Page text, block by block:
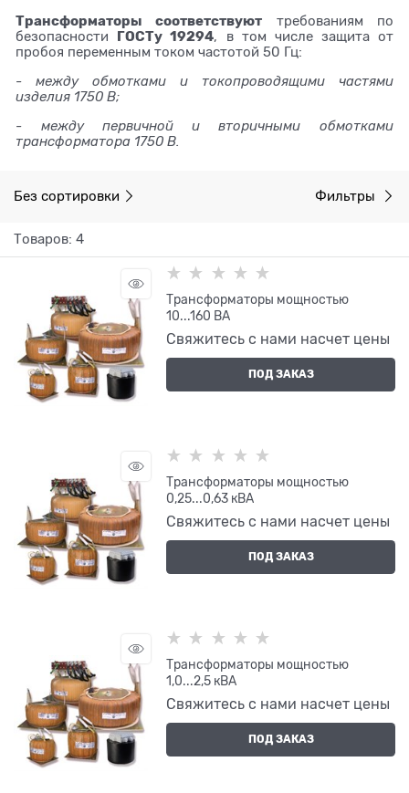
Трансформаторы соответствуют требованиям по
безопасности ГОСТу 19294, в том числе защита от
пробоя переменным током частотой 50 Гц:
- между обмотками и токопроводящими частями
изделия 1750 В;
- между первичной и вторичными обмотками
трансформатора 1750 В.
Без сортировки Фильтры
Товаров: 4
Трансформаторы мощностью
10...160 ВА
Свяжитесь с нами насчет цены
ПОД ЗАКАЗ
Трансформаторы мощностью
0,25...0,63 кВА
Свяжитесь с нами насчет цены
ПОД ЗАКАЗ
Трансформаторы мощностью
1,0...2,5 кВА
Свяжитесь с нами насчет цены
ПОД ЗАКАЗ